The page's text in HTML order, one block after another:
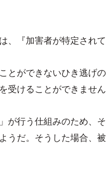
、『加害者が特定され
とができないひき逃げ
受けることができません
が行う仕組みのため、
うだ。そうした場合、